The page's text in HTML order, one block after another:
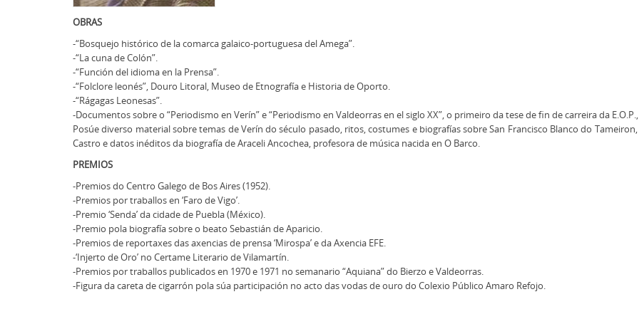
OBRAS
-“Bosquejo histórico de la comarca galaico-portuguesa del Amega”.
-“La cuna de Colón”.
-“Función del idioma en la Prensa”.
-“Folclore leonés”, Douro Litoral, Museo de Etnografía e Historia de Oporto.
-“Rágagas Leonesas”.
-Documentos sobre o “Periodismo en Verín” e “Periodismo en Valdeorras en el siglo XX”, o primeiro da tese de fin de carreira da
Posúe diverso material sobre temas de Verín do século pasado, ritos, costumes e biografías sobre San Francisco Blanco do
Castro e datos inéditos da biografía de Araceli Ancochea, profesora de música nacida en O Barco.
PREMIOS
-Premios do Centro Galego de Bos Aires (1952).
-Premios por traballos en ‘Faro de Vigo’.
-Premio ‘Senda’ da cidade de Puebla (México).
-Premio pola biografía sobre o beato Sebastián de Aparicio.
-Premios de reportaxes das axencias de prensa ‘Mirospa’ e da Axencia EFE.
-‘Injerto de Oro’ no Certame Literario de Vilamartín.
-Premios por traballos publicados en 1970 e 1971 no semanario “Aquiana” do Bierzo e Valdeorras.
-Figura da careta de cigarrón pola súa participación no acto das vodas de ouro do Colexio Público Amaro Refojo.